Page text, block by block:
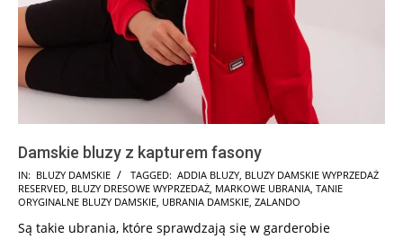
Damskie bluzy z kapturem fasony
2024-
12-
IN: BLUZY DAMSKIE TAGGED: ADDIA BLUZY BLUZY DAMSKIE WYPRZEDAŻ
RESERVED BLUZY DRESOWE WYPRZEDAŻ MARKOWE UBRANIA TANIE
ORYGINALNE BLUZY DAMSKIE UBRANIA DAMSKIE ZALANDO
Są takie ubrania, które sprawdzają się w garderobie